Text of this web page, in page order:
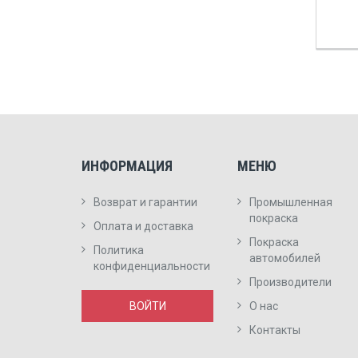
ИНФОРМАЦИЯ МЕНЮ
Возврат и гарантии
Оплата и доставка
Политика
конфиденциальности
ВОЙТИ
Промышленная
покраска
Покраска
автомобилей
Производители
О нас
Контакты